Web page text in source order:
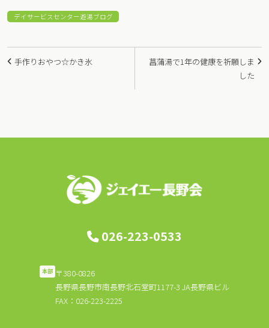
デイサービスセンター遊湯ブログ
投
ゲ
菖蒲湯で1年の健康を祈願しま
した
手作りおやつ☆かき氷
026-223-0533
本部 〒380-0826
長野県長野市南長野北石堂町1177-3 JA長野県ビル
FAX：026-223-2225